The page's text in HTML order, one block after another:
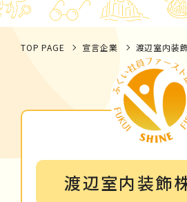
TOP PAGE 宣言企業 渡辺室内装
渡辺室内装飾